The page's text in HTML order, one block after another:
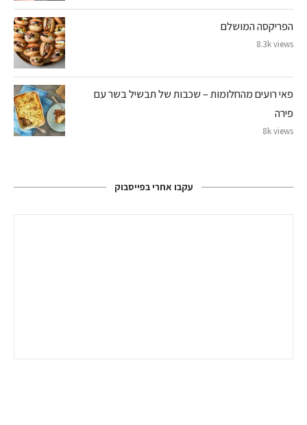
הפריקסה המושלם
8.3k views
פאי רועים מהחלומות – שכבות של תבשיל בשר עם
פירה
8k views
עקבו אחרי בפייסבוק